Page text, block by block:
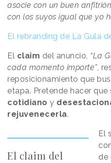
asocie con un buen
con los suyos igual que yo
El rebranding de La Gula
El claim del anuncio, “La
cada momento importe”,
reposicionamiento que
etapa. Pretende hacer
cotidiano y
rejuvenecerla.
El claim del
El
de